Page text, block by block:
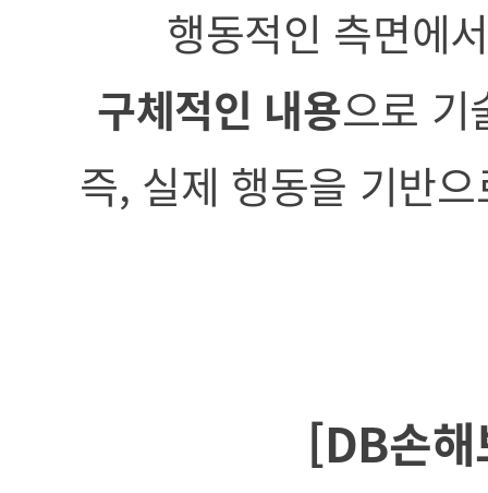
행동적인 측면에
구체적인 내용으로 기
즉, 실제 행동을 기반
[DB손